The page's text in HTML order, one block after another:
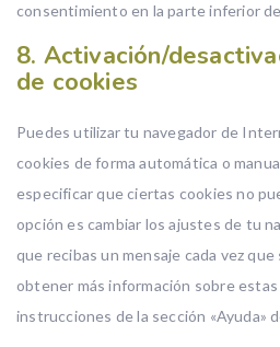
consentimiento en la parte inferior
8. Activación/
de cookies
Puedes utilizar tu navegador de
cookies de forma automática o
especificar que ciertas cookies no
opción es cambiar los ajustes de tu
que recibas un mensaje cada vez que
obtener más información sobre
instrucciones de la sección «Ayuda»